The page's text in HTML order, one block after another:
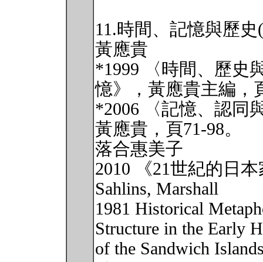
11.時間、記憶與歷史
黃應貴
*1999 〈時間、歷史
憶》，黃應貴主編，
*2006 〈記憶、認同
黃應貴，頁71-98。
落合惠美子
2010 《21世紀的日
Sahlins, Marshall
1981 Historical
Structure in the Early
of the Sandwich